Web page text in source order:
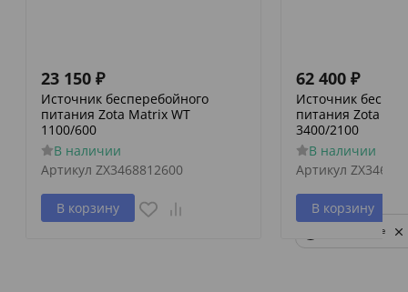
23 150 ₽
Источник бесперебойного
питания Zota Matrix WT
1100/600
В наличии
Артикул ZX3468812600
В корзину
62 400 ₽
Источник
питания Zota
3400/2100
В наличии
Артикул
В корзину
Privacy notice